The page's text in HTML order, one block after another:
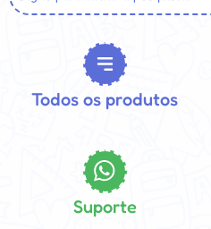
Todos os produtos
Suporte